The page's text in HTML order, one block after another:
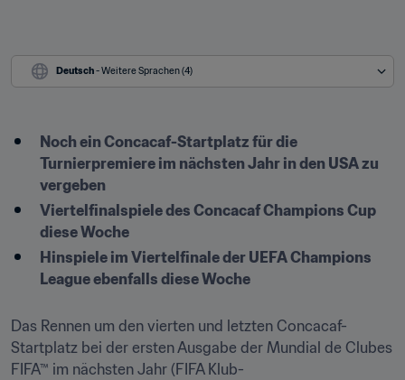
Deutsch - Weitere Sprachen (4)
Noch ein Concacaf-Startplatz für die
Turnierpremiere im nächsten Jahr in den USA zu
vergeben
Viertelfinalspiele des Concacaf Champions Cup
diese Woche
Hinspiele im Viertelfinale der UEFA Champions
League ebenfalls diese Woche
Das Rennen um den vierten und letzten Concacaf-
Startplatz bei der ersten Ausgabe der Mundial de Clubes
FIFA™ im nächsten Jahr (FIFA Klub-